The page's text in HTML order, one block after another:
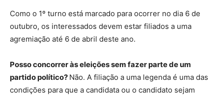
Como o 1º turno está marcado para ocorrer no dia 6 de
outubro, os interessados devem estar filiados a uma
agremiação até 6 de abril deste ano.
Posso concorrer às eleições sem fazer parte de um
partido político? Não. A filiação a uma legenda é uma das
condições para que a candidata ou o candidato sejam